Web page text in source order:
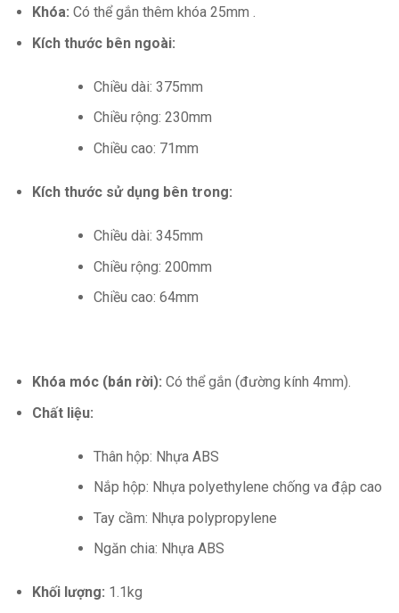
Khóa: Có thể gắn thêm khóa 25mm .
Kích thước bên ngoài:
Chiều dài: 375mm
Chiều rộng: 230mm
Chiều cao: 71mm
Kích thước sử dụng bên trong:
Chiều dài: 345mm
Chiều rộng: 200mm
Chiều cao: 64mm
Khóa móc (bán rời): Có thể gắn (đường kính 4mm).
Chất liệu:
Thân hộp: Nhựa ABS
Nắp hộp: Nhựa polyethylene chống va đập cao
Tay cầm: Nhựa polypropylene
Ngăn chia: Nhựa ABS
Khối lượng: 1.1kg